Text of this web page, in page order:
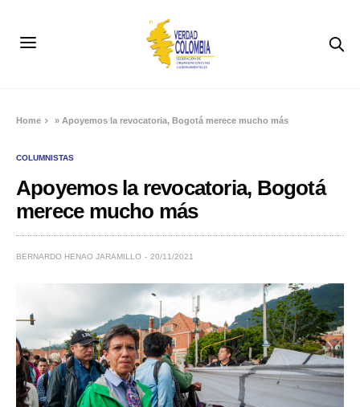
Home » Apoyemos la revocatoria, Bogotá merece mucho más
COLUMNISTAS
Apoyemos la revocatoria, Bogotá
merece mucho más
BERNARDO HENAO JARAMILLO 20/11/2021